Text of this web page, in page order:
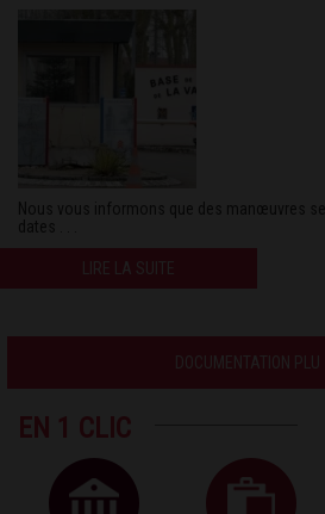
Nous vous informons que des manœuvres se
dates . . .
LIRE LA SUITE
DOCUMENTATION PLU
EN 1 CLIC